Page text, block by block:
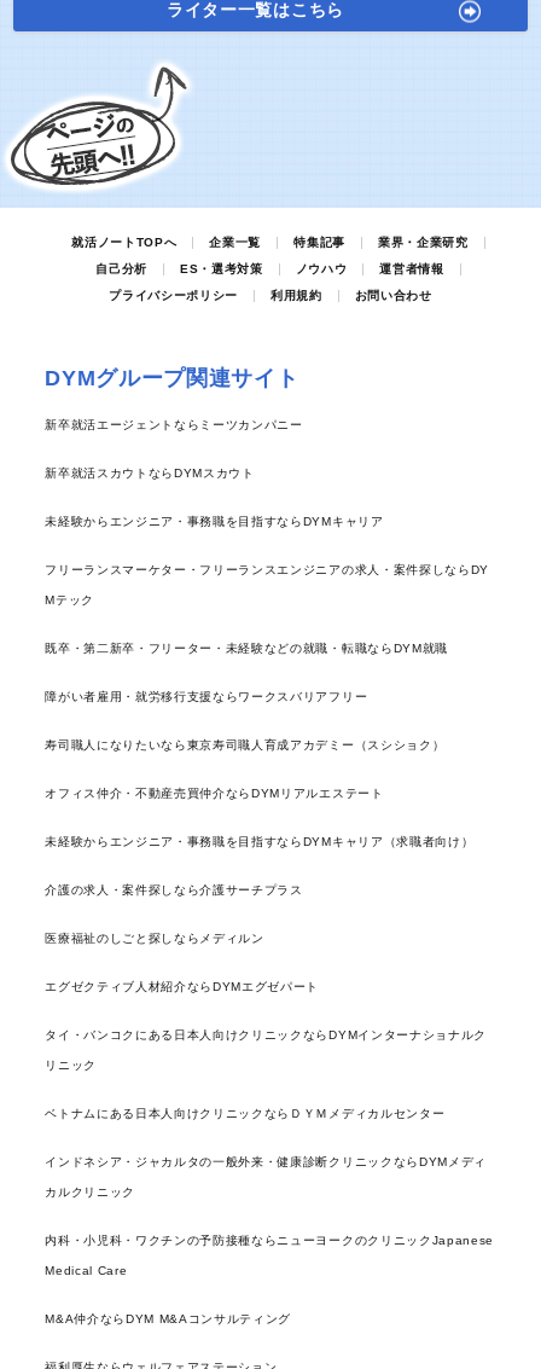
ライター一覧はこちら
就活ノートTOPへ 企業一覧 特集記事
業界・企業研究
自己分析
ES・選考対策 ノウハウ
運営者情報
プライバシーポリシー
利用規約 お問い合わせ
DYMグループ関連サイト
新卒就活エージェントならミーツカンパニー
新卒就活スカウトならDYMスカウト
未経験からエンジニア・事務職を目指すならDYMキャリア
フリーランスマーケター・フリーランスエンジニアの求人・案件探しならDY
Mテック
既卒・第二新卒・フリーター・未経験などの就職・転職ならDYM就職
障がい者雇用・就労移行支援ならワークスバリアフリー
寿司職人になりたいなら東京寿司職人育成アカデミー（スシショク）
オフィス仲介・不動産売買仲介ならDYMリアルエステート
未経験からエンジニア・事務職を目指すならDYMキャリア（求職者向け）
介護の求人・案件探しなら介護サーチプラス
医療福祉のしごと探しならメディルン
エグゼクティブ人材紹介ならDYMエグゼパート
タイ・バンコクにある日本人向けクリニックならDYMインターナショナルク
リニック
ベトナムにある日本人向けクリニックならＤＹＭメディカルセンター
インドネシア・ジャカルタの一般外来・健康診断クリニックならDYMメディ
カルクリニック
内科・小児科・ワクチンの予防接種ならニューヨークのクリニックJapanese
Medical Care
M&A仲介ならDYM M&Aコンサルティング